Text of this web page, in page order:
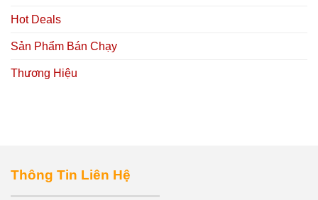
Hot Deals
Sản Phẩm Bán Chạy
Thương Hiệu
Thông Tin Liên Hệ